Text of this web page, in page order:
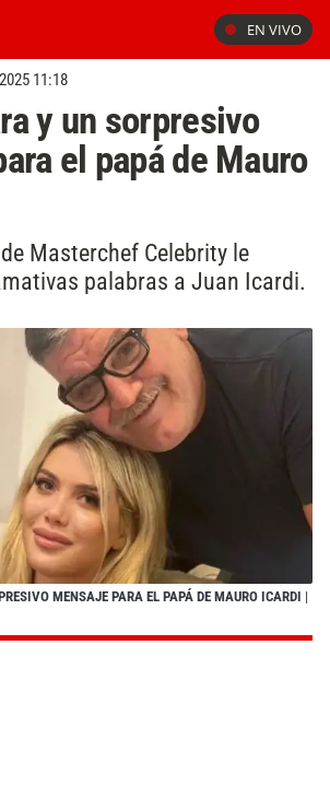
EN VIVO
11:18
y un sorpresivo
el papá de Mauro
Masterchef Celebrity le
palabras a Juan Icardi.
MENSAJE PARA EL PAPÁ DE MAURO ICARDI |